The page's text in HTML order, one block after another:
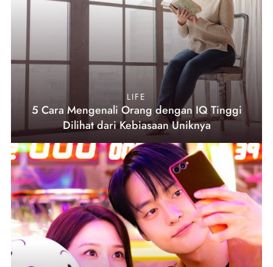
LIFE
5 Cara Mengenali Orang dengan IQ Tinggi
Dilihat dari Kebiasaan Uniknya